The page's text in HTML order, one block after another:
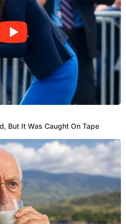
música y figuras internacionales
del encuentro inaugural
duelo que captó la atención
Con música, color y una
el Estadio Azteca se
de una jornada
de la máxima cita del fútbol
Audiovisual del Instituto SISE,
de contenido digital. Actualmente
enfocado en farándula peruana,